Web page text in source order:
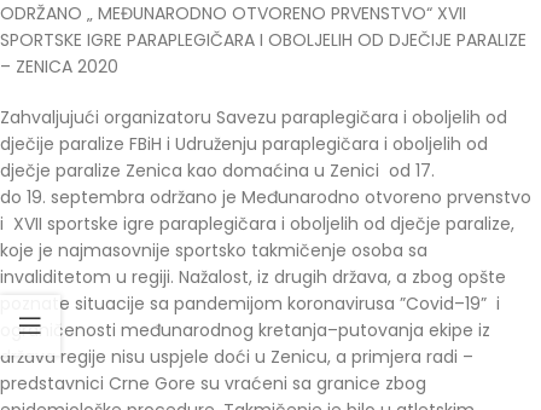
ODRŽANO „ MEĐUNARODNO OTVORENO PRVENSTVO“ XVII
SPORTSKE IGRE PARAPLEGIČARA I OBOLJELIH OD DJEČIJE PARALIZE
– ZENICA 2020
Zahvaljujući organizatoru Savezu paraplegičara i oboljelih od
dječije paralize FBiH i Udruženju paraplegičara i oboljelih od
dječje paralize Zenica kao domaćina u Zenici od 17.
do 19. septembra održano je Međunarodno otvoreno prvenstvo
i XVII sportske igre paraplegičara i oboljelih od dječje paralize,
koje je najmasovnije sportsko takmičenje osoba sa
invaliditetom u regiji. Nažalost, iz drugih država, a zbog opšte
poznate situacije sa pandemijom koronavirusa ”Covid–19” i
ograničenosti međunarodnog kretanja–putovanja ekipe iz
država regije nisu uspjele doći u Zenicu, a primjera radi –
predstavnici Crne Gore su vraćeni sa granice zbog